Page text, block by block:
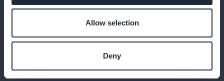
Allow selection
Deny
Offrire la possibilità di scaricare le lezioni e le
esercitazioni per visualizzarle senza una connessione